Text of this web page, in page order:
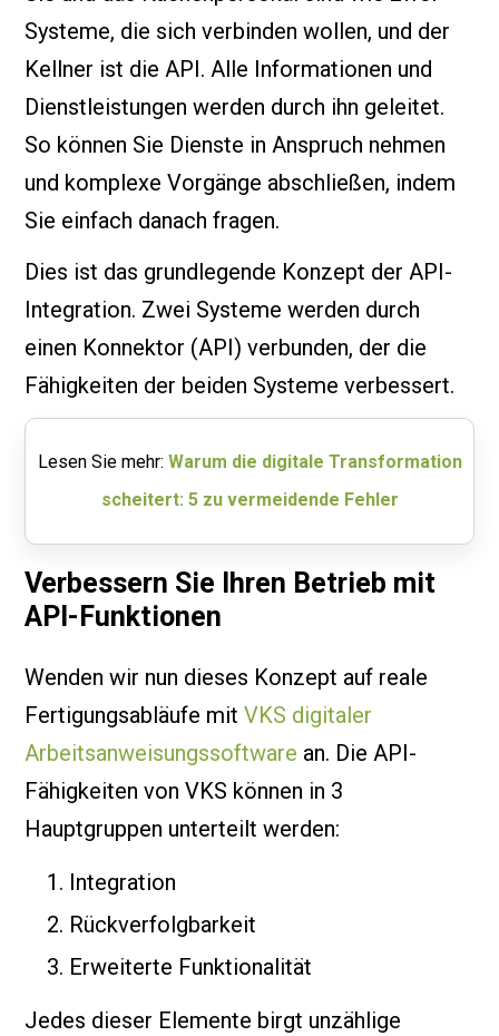
Systeme, die sich verbinden wollen, und der
Kellner ist die API. Alle Informationen und
Dienstleistungen werden durch ihn geleitet.
So können Sie Dienste in Anspruch nehmen
und komplexe Vorgänge abschließen, indem
Sie einfach danach fragen.
Dies ist das grundlegende Konzept der API-
Integration. Zwei Systeme werden durch
einen Konnektor (API) verbunden, der die
Fähigkeiten der beiden Systeme verbessert.
Lesen Sie mehr: Warum die digitale Transformation
scheitert: 5 zu vermeidende Fehler
Verbessern Sie Ihren Betrieb mit
API-Funktionen
Wenden wir nun dieses Konzept auf reale
Fertigungsabläufe mitVKS digitaler
Arbeitsanweisungssoftware an. Die API-
Fähigkeiten von VKS können in 3
Hauptgruppen unterteilt werden:
Integration
Rückverfolgbarkeit
Erweiterte Funktionalität
Jedes dieser Elemente birgt unzählige